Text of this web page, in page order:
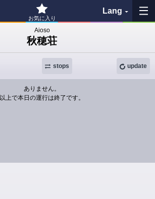
お気に入り
Lang
My Favorites
History
See the map
Aioso
秋穂荘
update
stops
ありません。
以上で本日の運行は終了です。